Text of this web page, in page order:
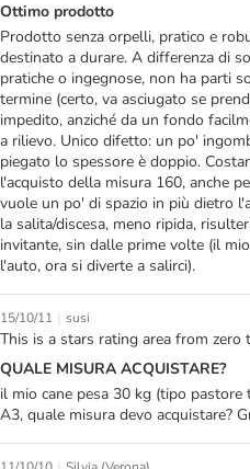
Ottimo prodotto
Prodotto senza orpelli, pratico e
destinato a durare. A differenza di
pratiche o ingegnose, non ha parti
termine (certo, va asciugato se
impedito, anziché da un fondo
a rilievo. Unico difetto: un po'
piegato lo spessore è doppio.
l'acquisto della misura 160, anche
vuole un po' di spazio in più dietro
la salita/discesa, meno ripida,
invitante, sin dalle prime volte (il
l'auto, ora si diverte a salirci).
15/10/11 | susi
This is a stars rating area from zero
QUALE MISURA ACQUISTARE?
il mio cane pesa 30 kg (tipo
A3, quale misura devo acquistare?